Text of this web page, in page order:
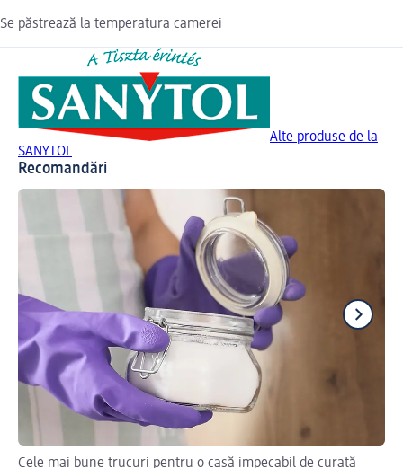
Se păstrează la temperatura camerei
Alte produse de la
SANYTOL
Recomandări
Cele mai bune trucuri pentru o casă impecabil de curată